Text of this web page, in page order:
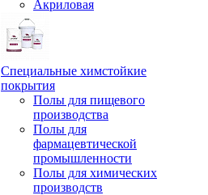
Акриловая
Специальные химстойкие
покрытия
Полы для пищевого
производства
Полы для
фармацевтической
промышленности
Полы для химических
производств